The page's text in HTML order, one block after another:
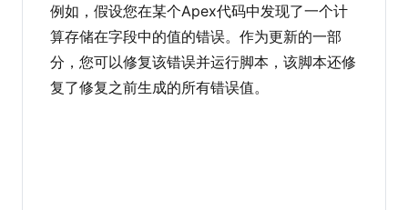
例如，假设您在某个Apex代码中发现了一个计
算存储在字段中的值的错误。作为更新的一部
分，您可以修复该错误并运行脚本，该脚本还修
复了修复之前生成的所有错误值。